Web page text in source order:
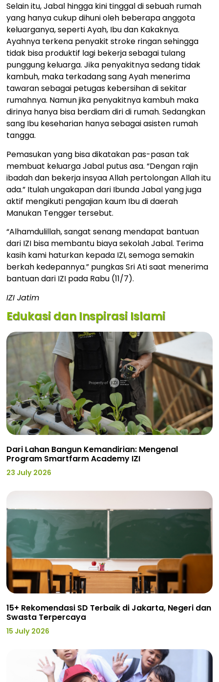
Selain itu, Jabal hingga kini tinggal di sebuah rumah
yang hanya cukup dihuni oleh beberapa anggota
keluarganya, seperti Ayah, Ibu dan Kakaknya.
Ayahnya terkena penyakit stroke ringan sehingga
tidak bisa produktif lagi bekerja sebagai tulang
punggung keluarga. Jika penyakitnya sedang tidak
kambuh, maka terkadang sang Ayah menerima
tawaran sebagai petugas kebersihan di sekitar
rumahnya. Namun jika penyakitnya kambuh maka
dirinya hanya bisa berdiam diri di rumah. Sedangkan
sang Ibu keseharian hanya sebagai asisten rumah
tangga.
Pemasukan yang bisa dikatakan pas-pasan tak
membuat keluarga Jabal putus asa. “Dengan rajin
ibadah dan bekerja insyaa Allah pertolongan Allah itu
ada.” Itulah ungakapan dari Ibunda Jabal yang juga
aktif mengikuti pengajian kaum Ibu di daerah
Manukan Tengger tersebut.
“Alhamdulillah, sangat senang mendapat bantuan
dari IZI bisa membantu biaya sekolah Jabal. Terima
kasih kami haturkan kepada IZI, semoga semakin
berkah kedepannya.” pungkas Sri Ati saat menerima
bantuan dari IZI pada Rabu (11/7).
IZI Jatim
Edukasi dan Inspirasi Islami
Dari Lahan Bangun Kemandirian: Mengenal
Program Smartfarm Academy IZI
23 July 2026
15+ Rekomendasi SD Terbaik di Jakarta, Negeri dan
Swasta Terpercaya
15 July 2026